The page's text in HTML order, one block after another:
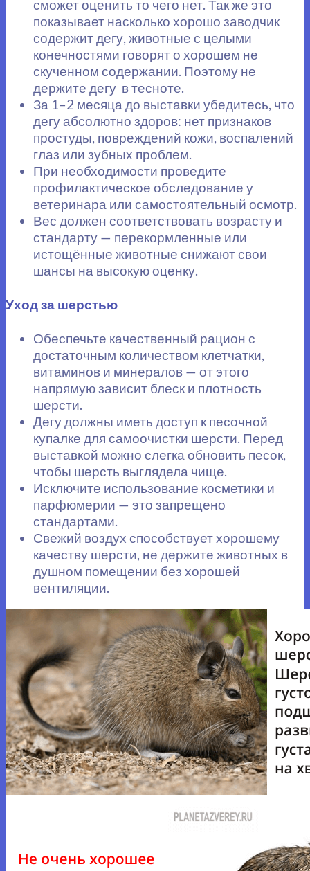
сможет оценить то чего нет. Так же это
показывает насколько хорошо заводчик
содержит дегу, животные с целыми
конечностями говорят о хорошем не
скученном содержании. Поэтому не
держите дегу в тесноте.
За 1–2 месяца до выставки убедитесь, что
дегу абсолютно здоров: нет признаков
простуды, повреждений кожи, воспалений
глаз или зубных проблем.
При необходимости проведите
профилактическое обследование у
ветеринара или самостоятельный осмотр.
Вес должен соответствовать возрасту и
стандарту — перекормленные или
истощённые животные снижают свои
шансы на высокую оценку.
Уход за шерстью
Обеспечьте качественный рацион с
достаточным количеством клетчатки,
витаминов и минералов — от этого
напрямую зависит блеск и плотность
шерсти.
Дегу должны иметь доступ к песочной
купалке для самоочистки шерсти. Перед
выставкой можно слегка обновить песок,
чтобы шерсть выглядела чище.
Исключите использование косметики и
парфюмерии — это запрещено
стандартами.
Свежий воздух способствует хорошему
качеству шерсти, не держите животных в
душном помещении без хорошей
вентиляции.